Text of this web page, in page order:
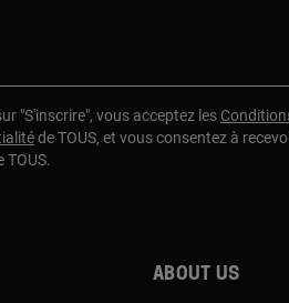
"S'inscrire", vous acceptez les
de TOUS, et vous consentez à
TOUS.
About us